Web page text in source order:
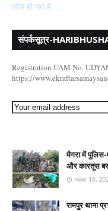
लोड हो रहा है. . .
संपर्कसूत्र-
Registration UAM No.
https://
मैगरा में पुलिस-
और कारतूस
नवंबर 10,
रामपुर थाना